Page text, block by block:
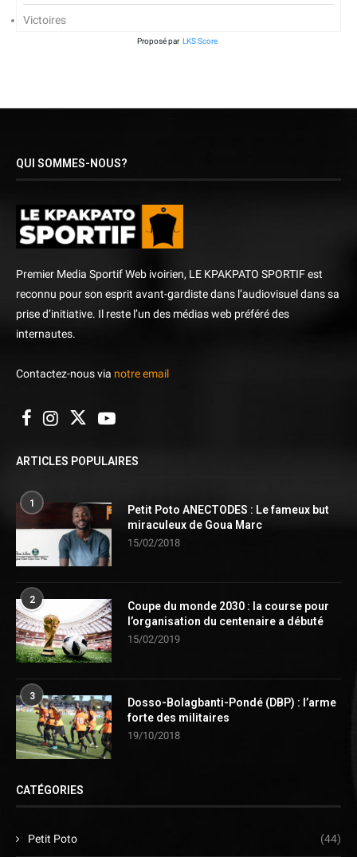
Victoires
Proposé par LKS Score
QUI SOMMES-NOUS?
Premier Media Sportif Web ivoirien, LE KPAKPATO SPORTIF est
reconnu pour son esprit avant-gardiste dans l’audiovisuel dans sa
prise d’initiative. Il reste l’un des médias web préféré des
internautes.
Contactez-nous via notre email
ARTICLES POPULAIRES
1
Petit Poto ANECTODES : Le fameux but
miraculeux de Goua Marc
15/02/2018
2
Coupe du monde 2030 : la course pour
l’organisation du centenaire a débuté
15/02/2019
3
Dosso-Bolagbanti-Pondé (DBP) : l’arme
forte des militaires
19/10/2018
CATÉGORIES
Petit Poto (44)